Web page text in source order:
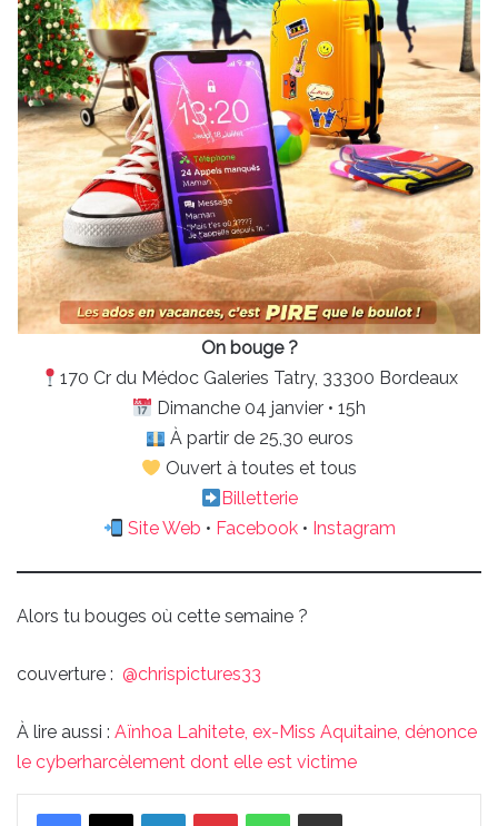
On bouge ?
170 Cr du Médoc Galeries Tatry, 33300 Bordeaux
Dimanche 04 janvier • 15h
À partir de 25,30 euros
Ouvert à toutes et tous
Billetterie
Site Web • Facebook• Instagram
Alors tu bouges où cette semaine ?
couverture : @‌chrispictures33
À lire aussi : Aïnhoa Lahitete, ex-Miss Aquitaine, dénonce
le cyberharcèlement dont elle est victime
LinkedinPinterestWhatsAppPartager par email